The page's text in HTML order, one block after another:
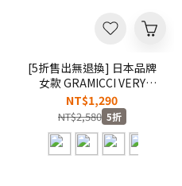
[5折售出無退換] 日本品牌
女款 GRAMICCI VERY
SHORTS 黑色 海軍藍 卡其色
軍綠 腰帶 休閒 戶外 短褲
【1244-NOJ】
NT$1,290
NT$2,580 5折